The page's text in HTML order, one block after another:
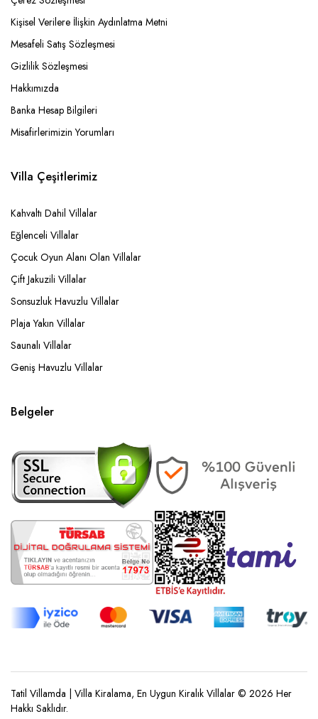
Kişisel Verilere İlişkin Aydınlatma Metni
Mesafeli Satış Sözleşmesi
Gizlilik Sözleşmesi
Hakkımızda
Banka Hesap Bilgileri
Misafirlerimizin Yorumları
Villa Çeşitlerimiz
Kahvaltı Dahil Villalar
Eğlenceli Villalar
Çocuk Oyun Alanı Olan Villalar
Çift Jakuzili Villalar
Sonsuzluk Havuzlu Villalar
Plaja Yakın Villalar
Saunalı Villalar
Geniş Havuzlu Villalar
Belgeler
Tatil Villamda | Villa Kiralama, En Uygun Kiralık Villalar © 2026 Her
Hakkı Saklıdır.